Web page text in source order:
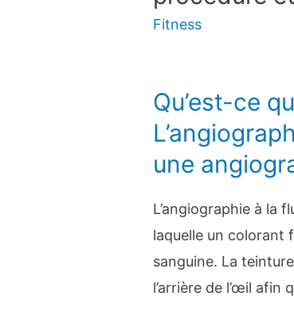
Fitness
Qu’est-ce
une
L’angiographie à la
laquelle un colorant
sanguine. La
l’arrière de l’œil afin